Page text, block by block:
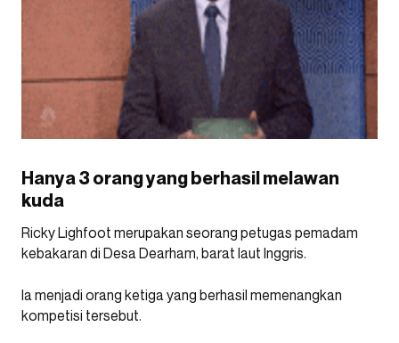
Hanya 3 orang yang berhasil melawan
kuda
Ricky Lighfoot merupakan seorang petugas pemadam
kebakaran di Desa Dearham, barat laut Inggris.
Ia menjadi orang ketiga yang berhasil memenangkan
kompetisi tersebut.